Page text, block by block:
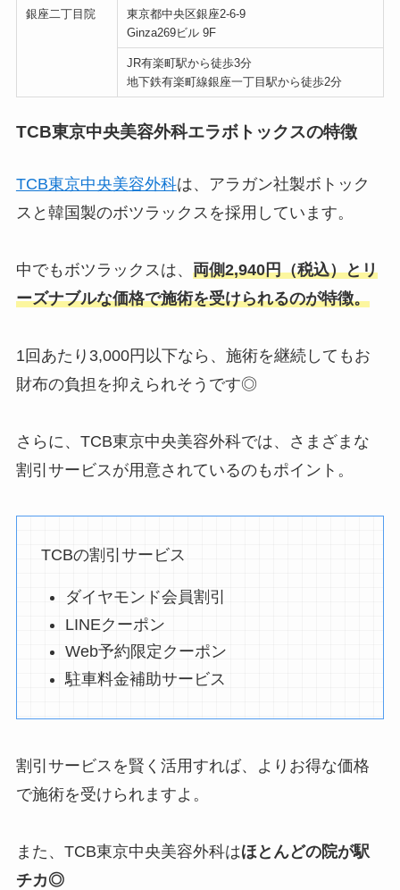
銀座二丁目院
東京都中央区銀座2-6-9
Ginza269ビル 9F
JR有楽町駅から徒歩3分
地下鉄有楽町線銀座一丁目駅から徒歩2分
TCB東京中央美容外科エラボトックスの特徴
TCB東京中央美容外科は、アラガン社製ボトック
スと韓国製のボツラックスを採用しています。
中でもボツラックスは、 両側2,940円（税込）とリ
ーズナブルな価格で施術を受けられるのが特徴。
1回あたり3,000円以下なら、施術を継続してもお
財布の負担を抑えられそうです◎
さらに、TCB東京中央美容外科では、さまざまな
割引サービスが用意されているのもポイント。
TCBの割引サービス
ダイヤモンド会員割引
LINEクーポン
Web予約限定クーポン
駐車料金補助サービス
割引サービスを賢く活用すれば、よりお得な価格
で施術を受けられますよ。
また、TCB東京中央美容外科はほとんどの院が駅
チカ◎